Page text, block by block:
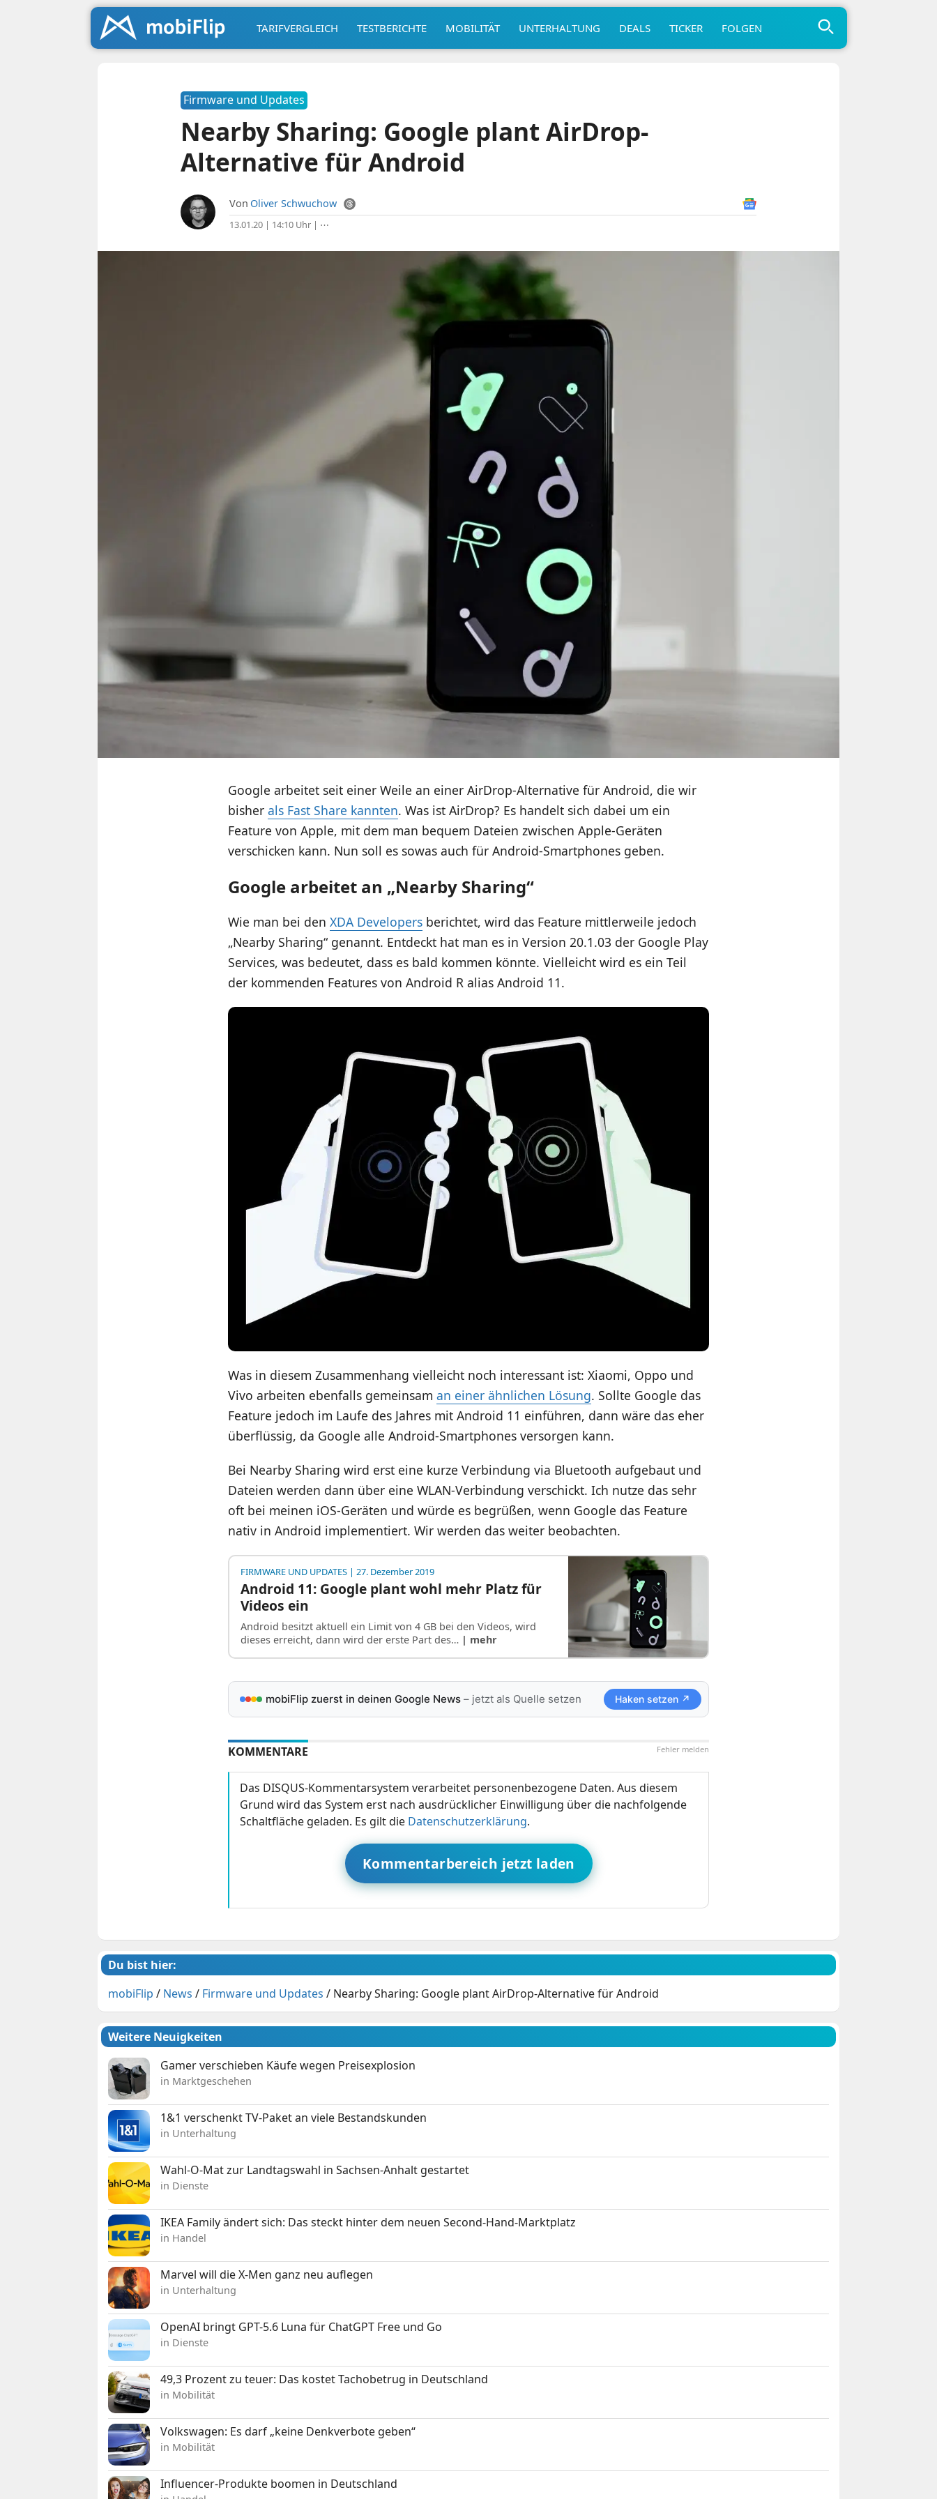
TARIFVERGLEICH TESTBERICHTE MOBILITÄT UNTERHALTUNG DEALS TICKER FOLGEN
Firmware und Updates
Nearby Sharing: Google plant AirDrop-
Alternative für Android
Von Oliver Schwuchow
13.01.20 | 14:10 Uhr| ⋯
Google arbeitet seit einer Weile an einer AirDrop-Alternative für Android, die wir
bisher als Fast Share kannten. Was ist AirDrop? Es handelt sich dabei um ein
Feature von Apple, mit dem man bequem Dateien zwischen Apple-Geräten
verschicken kann. Nun soll es sowas auch für Android-Smartphones geben.
Google arbeitet an „Nearby Sharing“
Wie man bei den XDA Developersberichtet, wird das Feature mittlerweile jedoch
„Nearby Sharing“ genannt. Entdeckt hat man es in Version 20.1.03 der Google Play
Services, was bedeutet, dass es bald kommen könnte. Vielleicht wird es ein Teil
der kommenden Features von Android R alias Android 11.
Was in diesem Zusammenhang vielleicht noch interessant ist: Xiaomi, Oppo und
Vivo arbeiten ebenfalls gemeinsam an einer ähnlichen Lösung. Sollte Google das
Feature jedoch im Laufe des Jahres mit Android 11 einführen, dann wäre das eher
überflüssig, da Google alle Android-Smartphones versorgen kann.
Bei Nearby Sharing wird erst eine kurze Verbindung via Bluetooth aufgebaut und
Dateien werden dann über eine WLAN-Verbindung verschickt. Ich nutze das sehr
oft bei meinen iOS-Geräten und würde es begrüßen, wenn Google das Feature
nativ in Android implementiert. Wir werden das weiter beobachten.
FIRMWARE UND UPDATES| 27. Dezember 2019
Android 11: Google plant wohl mehr Platz für
Videos ein
Android besitzt aktuell ein Limit von 4 GB bei den Videos, wird
dieses erreicht, dann wird der erste Part des… | mehr
mobiFlip zuerst in deinen Google News– jetzt als Quelle setzen Haken setzen ↗
Fehler melden
KOMMENTARE
Das DISQUS-Kommentarsystem verarbeitet personenbezogene Daten. Aus diesem
Grund wird das System erst nach ausdrücklicher Einwilligung über die nachfolgende
Schaltfläche geladen. Es gilt die Datenschutzerklärung.
Kommentarbereich jetzt laden
Du bist hier:
mobiFlip / News / Firmware und Updates / Nearby Sharing: Google plant AirDrop-Alternative für Android
Weitere Neuigkeiten
Gamer verschieben Käufe wegen Preisexplosion
in Marktgeschehen
1&1 verschenkt TV-Paket an viele Bestandskunden
in Unterhaltung
Wahl-O-Mat zur Landtagswahl in Sachsen-Anhalt gestartet
in Dienste
IKEA Family ändert sich: Das steckt hinter dem neuen Second-Hand-Marktplatz
in Handel
Marvel will die X-Men ganz neu auflegen
in Unterhaltung
OpenAI bringt GPT-5.6 Luna für ChatGPT Free und Go
in Dienste
49,3 Prozent zu teuer: Das kostet Tachobetrug in Deutschland
in Mobilität
Volkswagen: Es darf „keine Denkverbote geben“
in Mobilität
Influencer-Produkte boomen in Deutschland